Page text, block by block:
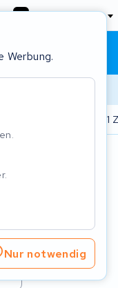
Deutschland
Anmeldung
ISO 9001
Werbung.
Nur notwendig